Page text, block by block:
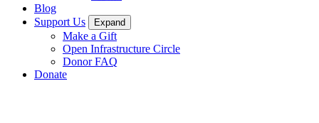
Blog
Support Us
Expand
Make a Gift
Open Infrastructure Circle
Donor FAQ
Donate